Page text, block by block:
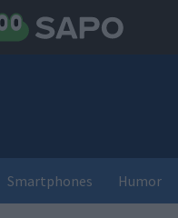
Smartphones Humor